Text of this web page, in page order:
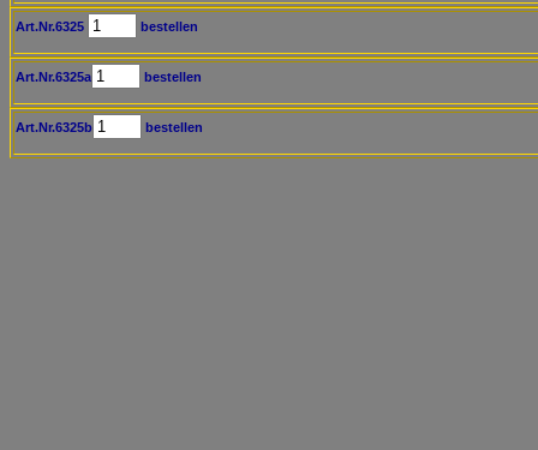
Art.Nr.6325 bestellen
Art.Nr.6325a bestellen
Art.Nr.6325b bestellen